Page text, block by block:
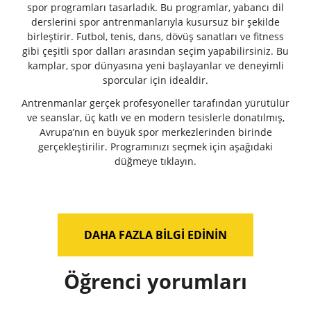
spor programları tasarladık. Bu programlar, yabancı dil
derslerini spor antrenmanlarıyla kusursuz bir şekilde
birleştirir. Futbol, tenis, dans, dövüş sanatları ve fitness
gibi çeşitli spor dalları arasından seçim yapabilirsiniz. Bu
kamplar, spor dünyasına yeni başlayanlar ve deneyimli
sporcular için idealdir.
Antrenmanlar gerçek profesyoneller tarafından yürütülür
ve seanslar, üç katlı ve en modern tesislerle donatılmış,
Avrupa’nın en büyük spor merkezlerinden birinde
gerçekleştirilir. Programınızı seçmek için aşağıdaki
düğmeye tıklayın.
DAHA FAZLA BILGI EDININ
Öğrenci yorumları